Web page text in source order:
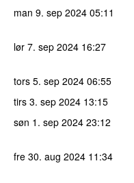
man 9. sep 2024 05:11
lør 7. sep 2024 16:27
tors 5. sep 2024 06:55
tirs 3. sep 2024 13:15
søn 1. sep 2024 23:12
fre 30. aug 2024 11:34